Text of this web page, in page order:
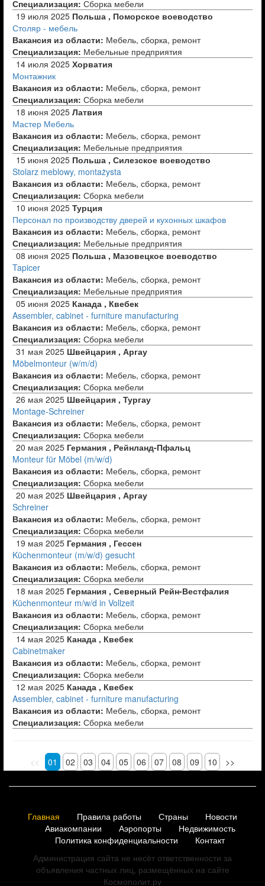
Специализация: Сборка мебели
19 июля 2025 Польша , Поморское воеводство
Столяр - мебель
Вакансия из области: Мебель, сборка, ремонт
Специализация: Мебельные предприятия
14 июля 2025 Хорватия
Монтажник
Вакансия из области: Мебель, сборка, ремонт
Специализация: Сборка мебели
18 июня 2025 Латвия
Мастер Мебель
Вакансия из области: Мебель, сборка, ремонт
Специализация: Мебельные предприятия
15 июня 2025 Польша , Силезское воеводство
Stolarz meblowy, montażysta
Вакансия из области: Мебель, сборка, ремонт
Специализация: Сборка мебели
10 июня 2025 Турция
Персонал по производству дверей и кухонных шкафов
Вакансия из области: Мебель, сборка, ремонт
Специализация: Мебельные предприятия
08 июня 2025 Польша , Мазовецкое воеводство
Tapicer
Вакансия из области: Мебель, сборка, ремонт
Специализация: Мебельные предприятия
05 июня 2025 Канада , Квебек
Assembler, cabinet - furniture manufacturing
Вакансия из области: Мебель, сборка, ремонт
Специализация: Сборка мебели
31 мая 2025 Швейцария , Аргау
Möbelmonteur (w/m/d)
Вакансия из области: Мебель, сборка, ремонт
Специализация: Сборка мебели
26 мая 2025 Швейцария , Тургау
Montage-Schreiner
Вакансия из области: Мебель, сборка, ремонт
Специализация: Сборка мебели
20 мая 2025 Германия , Рейнланд-Пфальц
Monteur für Möbel (m/w/d)
Вакансия из области: Мебель, сборка, ремонт
Специализация: Сборка мебели
20 мая 2025 Швейцария , Аргау
Schreiner
Вакансия из области: Мебель, сборка, ремонт
Специализация: Сборка мебели
19 мая 2025 Германия , Гессен
Küchenmonteur (m/w/d) gesucht
Вакансия из области: Мебель, сборка, ремонт
Специализация: Сборка мебели
18 мая 2025 Германия , Северный Рейн-Вестфалия
Küchenmonteur m/w/d in Vollzeit
Вакансия из области: Мебель, сборка, ремонт
Специализация: Сборка мебели
14 мая 2025 Канада , Квебек
Cabinetmaker
Вакансия из области: Мебель, сборка, ремонт
Специализация: Сборка мебели
12 мая 2025 Канада , Квебек
Assembler, cabinet - furniture manufacturing
Вакансия из области: Мебель, сборка, ремонт
Специализация: Сборка мебели
<< 01 02 03 04 05 06 07 08 09 10 >>
Главная Правила работы Страны
Новости
Авиакомпании
Аэропорты
Недвижимость
Политика конфиденциальности
Контакт
Администрация сайта не несёт ответственности за
объявления частных лиц, размещённых на сайте
Космополит.ру